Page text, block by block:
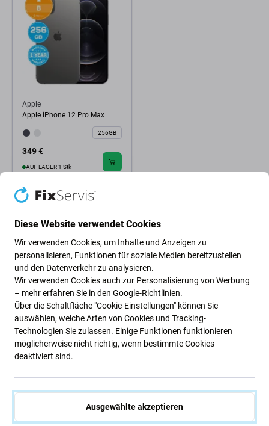
Apple
Apple iPhone 12 Pro Max
256GB
349 €
AUF LAGER 1 Stk
Grüne Ideen
Wir optimieren ständig unseren CO2-Fußabdruck, um
unseren Planeten zu schützen. Erfahren Sie mehr darüber,
wie wir unsere Prozesse anpassen, um unseren
Diese Website verwendet Cookies
Wir verwenden Cookies, um Inhalte und Anzeigen zu
personalisieren, Funktionen für soziale Medien bereitzustellen
und den Datenverkehr zu analysieren.
Wir verwenden Cookies auch zur Personalisierung von Werbung
– mehr erfahren Sie in den Google-Richtlinien.
Über die Schaltfläche "Cookie-Einstellungen" können Sie
auswählen, welche Arten von Cookies und Tracking-
Technologien Sie zulassen. Einige Funktionen funktionieren
möglicherweise nicht richtig, wenn bestimmte Cookies
deaktiviert sind.
Ausgewählte akzeptieren